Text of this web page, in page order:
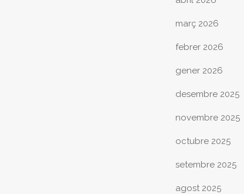
març 2026
febrer 2026
gener 2026
desembre 2025
novembre 2025
octubre 2025
setembre 2025
agost 2025